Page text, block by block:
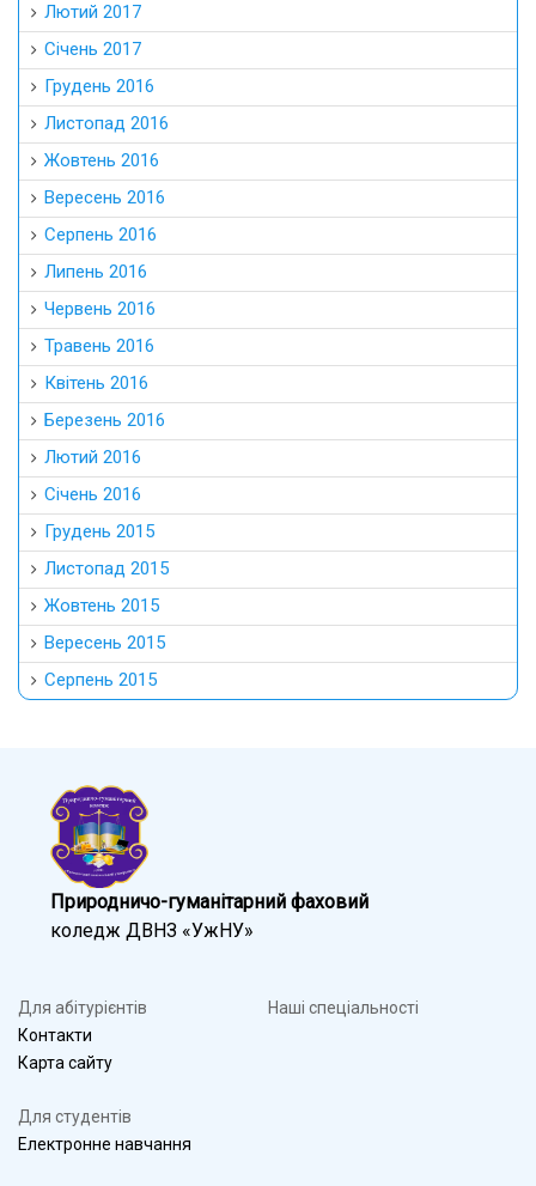
Лютий 2017
Січень 2017
Грудень 2016
Листопад 2016
Жовтень 2016
Вересень 2016
Серпень 2016
Липень 2016
Червень 2016
Травень 2016
Квітень 2016
Березень 2016
Лютий 2016
Січень 2016
Грудень 2015
Листопад 2015
Жовтень 2015
Вересень 2015
Серпень 2015
Природничо-гуманітарний фаховий
коледж ДВНЗ «УжНУ»
Для абітурієнтів
Контакти
Карта сайту
Наші спеціальності
Для студентів
Електронне навчання